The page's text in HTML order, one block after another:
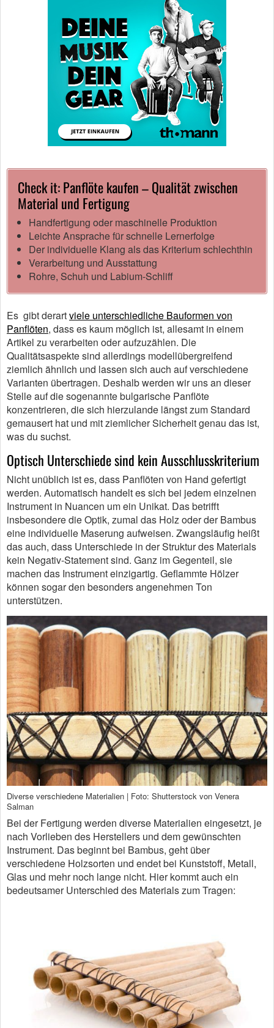
Check it: Panflöte kaufen – Qualität zwischen
Material und Fertigung
Handfertigung oder maschinelle Produktion
Leichte Ansprache für schnelle Lernerfolge
Der individuelle Klang als das Kriterium schlechthin
Verarbeitung und Ausstattung
Rohre, Schuh und Labium-Schliff
Es gibt derartviele unterschiedliche Bauformen von
Panflöten, dass es kaum möglich ist, allesamt in einem
Artikel zu verarbeiten oder aufzuzählen. Die
Qualitätsaspekte sind allerdings modellübergreifend
ziemlich ähnlich und lassen sich auch auf verschiedene
Varianten übertragen. Deshalb werden wir uns an dieser
Stelle auf die sogenannte bulgarische Panflöte
konzentrieren, die sich hierzulande längst zum Standard
gemausert hat und mit ziemlicher Sicherheit genau das ist,
was du suchst.
Optisch Unterschiede sind kein Ausschlusskriterium
Nicht unüblich ist es, dass Panflöten von Hand gefertigt
werden. Automatisch handelt es sich bei jedem einzelnen
Instrument in Nuancen um ein Unikat. Das betrifft
insbesondere die Optik, zumal das Holz oder der Bambus
eine individuelle Maserung aufweisen. Zwangsläufig heißt
das auch, dass Unterschiede in der Struktur des Materials
kein Negativ-Statement sind. Ganz im Gegenteil, sie
machen das Instrument einzigartig. Geflammte Hölzer
können sogar den besonders angenehmen Ton
unterstützen.
Diverse verschiedene Materialien | Foto: Shutterstock von Venera
Salman
Bei der Fertigung werden diverse Materialien eingesetzt, je
nach Vorlieben des Herstellers und dem gewünschten
Instrument. Das beginnt bei Bambus, geht über
verschiedene Holzsorten und endet bei Kunststoff, Metall,
Glas und mehr noch lange nicht. Hier kommt auch ein
bedeutsamer Unterschied des Materials zum Tragen: